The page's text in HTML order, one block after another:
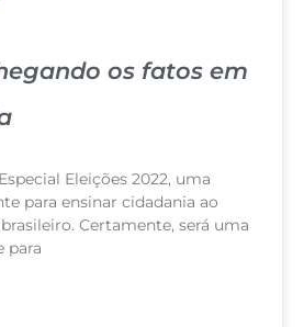
os fatos em
Eleições 2022, uma
para ensinar cidadania ao
Certamente, será uma
para